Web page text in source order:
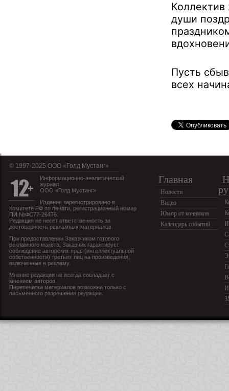
Коллектив
души
Пусть
всех
© 1997-2025 OOO «Голд Мустанг»
Информационно-аналитический
журнал
ООО «Голд Мустанг»
Издание зарегистрировано в
Комитете РФ по печати, регистрационный номер
ПИ №ФС77-26476.
Редакция не несет ответственность за
достоверность рекламных материалов.
При предоставлении Заказчиком готового
рекламного макета, Заказчик гарантирует
соблюдение авторских прав (интеллектуальной
собственности) третьих лиц на произведения,
включенные в рекламу.
Мнение редакции не всегда совпадает с
мнением авторов.
Перепечатка материалов возможна только с
письменного разрешения редакции.
Главная
Новости
Видео
Юмор от конников
Календарь событий